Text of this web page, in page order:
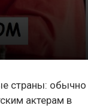
страны: обычно
актерам в